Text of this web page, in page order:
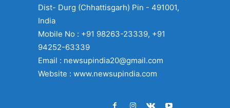
Dist- Durg (Chhattisgarh) Pin - 491001,
India
Mobile No : +91 98263-23339, +91
94252-63339
Email : newsupindia20@gmail.com
Website : www.newsupindia.com